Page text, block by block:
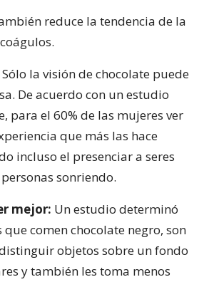
reduce la tendencia de la
Sólo la visión de chocolate puede
De acuerdo con un estudio
para el 60% de las mujeres ver
que más las hace
incluso el presenciar a seres
sonriendo.
mejor: Un estudio determinó
comen chocolate negro, son
objetos sobre un fondo
y también les toma menos